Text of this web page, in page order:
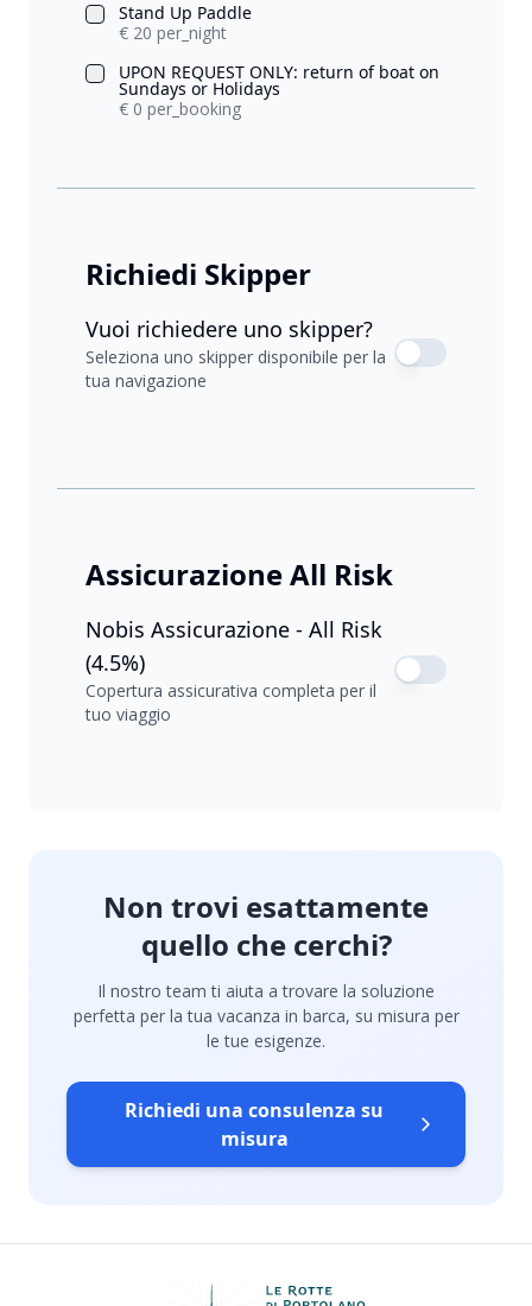
Stand Up Paddle
€ 20 per_night
UPON REQUEST ONLY: return of boat on
Sundays or Holidays
€ 0 per_booking
Richiedi Skipper
Vuoi richiedere uno skipper?
Seleziona uno skipper disponibile per la
tua navigazione
Assicurazione All Risk
Nobis Assicurazione - All Risk
(4.5%)
Copertura assicurativa completa per il
tuo viaggio
Non trovi esattamente
quello che cerchi?
Il nostro team ti aiuta a trovare la soluzione
perfetta per la tua vacanza in barca, su misura per
le tue esigenze.
Richiedi una consulenza su
misura